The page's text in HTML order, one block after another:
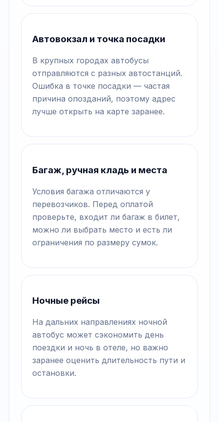
Автовокзал и точка посадки
В крупных городах автобусы
отправляются с разных автостанций.
Ошибка в точке посадки — частая
причина опозданий, поэтому адрес
лучше открыть на карте заранее.
Багаж, ручная кладь и места
Условия багажа отличаются у
перевозчиков. Перед оплатой
проверьте, входит ли багаж в билет,
можно ли выбрать место и есть ли
ограничения по размеру сумок.
Ночные рейсы
На дальних направлениях ночной
автобус может сэкономить день
поездки и ночь в отеле, но важно
заранее оценить длительность пути и
остановки.